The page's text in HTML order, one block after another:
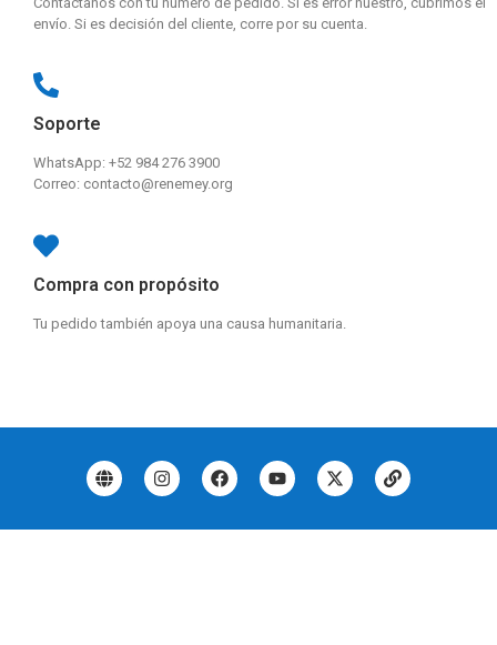
envío. Si es decisión del cliente, corre por su cuenta.
Soporte
WhatsApp: +52 984 276 3900
Correo: contacto@renemey.org
Compra con propósito
Tu pedido también apoya una causa humanitaria.